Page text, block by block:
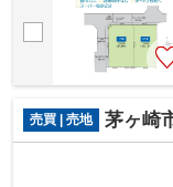
売買 | 売地 茅ヶ崎